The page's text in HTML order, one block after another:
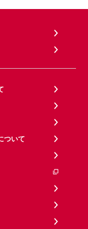
ついて